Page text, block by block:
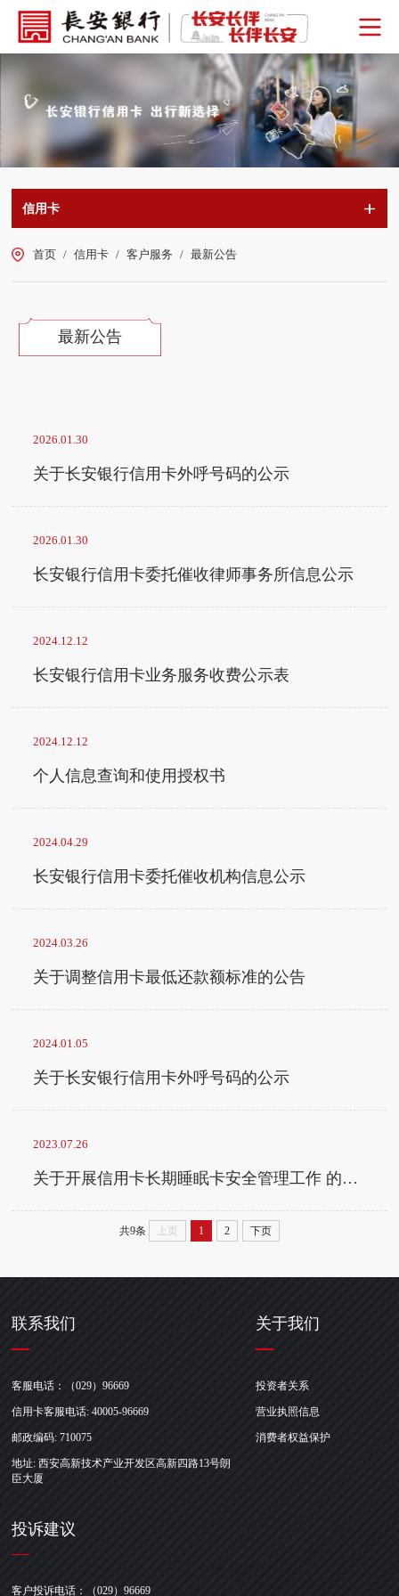
信用卡
首页 / 信用卡 / 客户服务 / 最新公告
最新公告
2026.01.30
关于长安银行信用卡外呼号码的公示
2026.01.30
长安银行信用卡委托催收律师事务所信息公示
2024.12.12
长安银行信用卡业务服务收费公示表
2024.12.12
个人信息查询和使用授权书
2024.04.29
长安银行信用卡委托催收机构信息公示
2024.03.26
关于调整信用卡最低还款额标准的公告
2024.01.05
关于长安银行信用卡外呼号码的公示
2023.07.26
关于开展信用卡长期睡眠卡安全管理工作 的公告
共9条 上页 1 2 下页
联系我们
客服电话：（029）96669
信用卡客服电话: 40005-96669
邮政编码: 710075
地址: 西安高新技术产业开发区高新四路13号朗
臣大厦
关于我们
投资者关系
营业执照信息
消费者权益保护
投诉建议
客户投诉电话：（029）96669